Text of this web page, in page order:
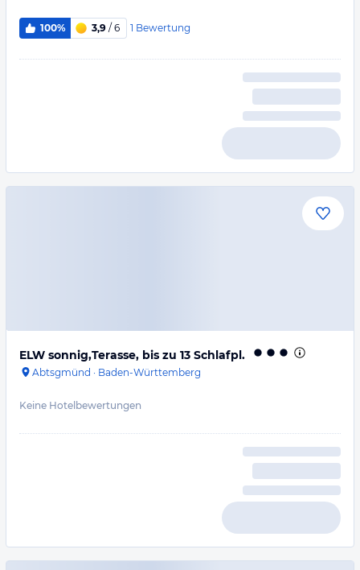
100% 3,9 / 6 1 Bewertung
ELW sonnig,Terasse, bis zu 13 Schlafpl.
Abtsgmünd · Baden-Württemberg
Keine Hotelbewertungen